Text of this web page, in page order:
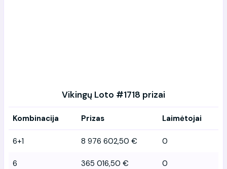
Vikingų Loto #1718 prizai
Kombinacija Prizas Laimėtojai
6+1 8 976 602,50 € 0
6 365 016,50 € 0